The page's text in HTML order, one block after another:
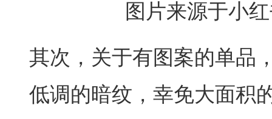
图片来源于小
其次，关于有图案的单品
低调的暗纹，幸免大面积